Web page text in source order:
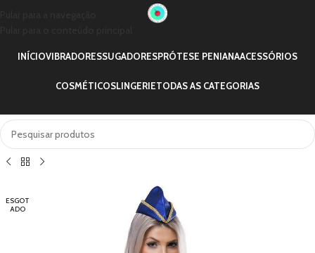
INÍCIOVIBRADORESSUGADORESPRÓTESE PENIANAACESSÓRIOS
COSMÉTICOSLINGERIETODAS AS CATEGORIAS
ESGOT
ADO